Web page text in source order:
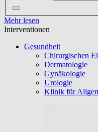
Mehr lesen
Interventionen
Gesundheit
Chirurgischen
Dermatologie
Gynäkologie
Urologie
Klinik für